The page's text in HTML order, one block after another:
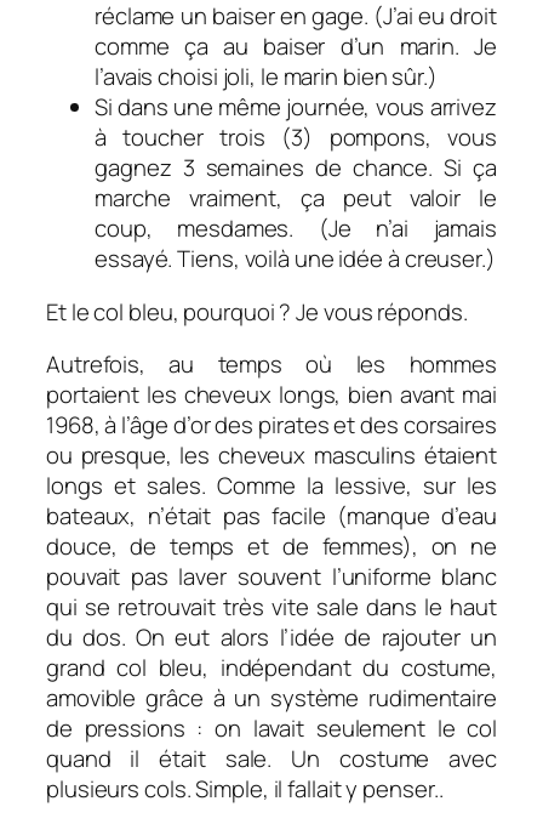
réclame un baiser en gage. (J’ai eu droit
comme ça au baiser d’un marin. Je
l’avais choisi joli, le marin bien sûr.)
Si dans une même journée, vous arrivez
à toucher trois (3) pompons, vous
gagnez 3 semaines de chance. Si ça
marche vraiment, ça peut valoir le
coup, mesdames. (Je n’ai jamais
essayé. Tiens, voilà une idée à creuser.)
Et le col bleu, pourquoi ? Je vous réponds.
Autrefois, au temps où les hommes
portaient les cheveux longs, bien avant mai
1968, à l’âge d’or des pirates et des corsaires
ou presque, les cheveux masculins étaient
longs et sales. Comme la lessive, sur les
bateaux, n’était pas facile (manque d’eau
douce, de temps et de femmes), on ne
pouvait pas laver souvent l’uniforme blanc
qui se retrouvait très vite sale dans le haut
du dos. On eut alors l’idée de rajouter un
grand col bleu, indépendant du costume,
amovible grâce à un système rudimentaire
de pressions : on lavait seulement le col
quand il était sale. Un costume avec
plusieurs cols. Simple, il fallait y penser..